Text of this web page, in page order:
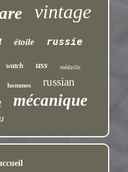
vintage
étoile
russie
watch uss médaille
hommes russian
mécanique